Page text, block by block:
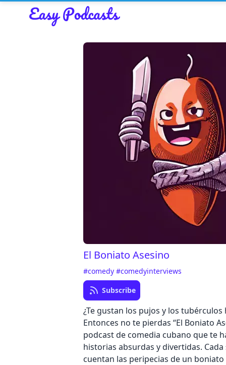
El Boniato Asesino
#comedy#comedyinterviews
Subscribe
¿Te gustan los pujos y los tubérculos
Entonces no te pierdas “El Boniato
podcast de comedia cubano que te
historias absurdas y divertidas.
cuentan las peripecias de un